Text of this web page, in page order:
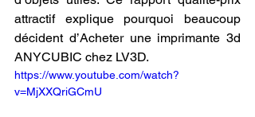
attractif explique pourquoi beaucoup
décident d’Acheter une imprimante 3d
ANYCUBIC chez LV3D.
https://www.youtube.com/watch?
v=MjXXQriGCmU